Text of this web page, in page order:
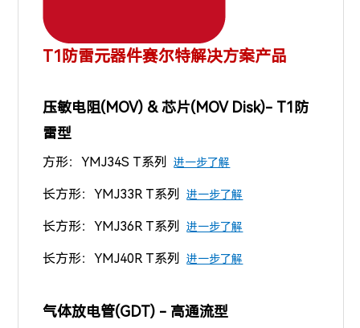
T1防雷元器件赛尔特解决方案产品
压敏电阻(MOV) & 芯片(MOV Disk)- T1防
雷型
方形：YMJ34S T系列进一步了解
长方形：YMJ33R T系列进一步了解
长方形：YMJ36R T系列进一步了解
长方形：YMJ40R T系列进一步了解
气体放电管(GDT) - 高通流型